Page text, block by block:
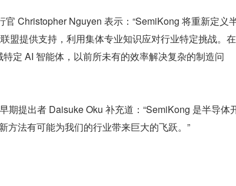
Christopher Nguyen 表示：“SemiKong 将重新定义
盟提供支持，利用集体专业知识应对行业特定挑战。在
定 AI 智能体，以前所未有的效率解决复杂的制造问
期提出者 Daisuke Oku 补充道：“SemiKong 是半导体
方法有可能为我们的行业带来巨大的飞跃。”